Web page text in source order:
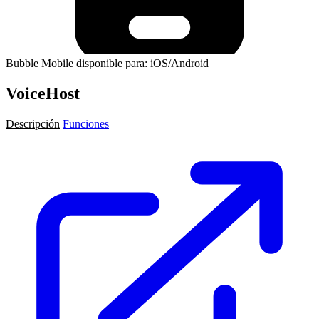
Bubble Mobile disponible para: iOS/Android
VoiceHost
Descripción Funciones